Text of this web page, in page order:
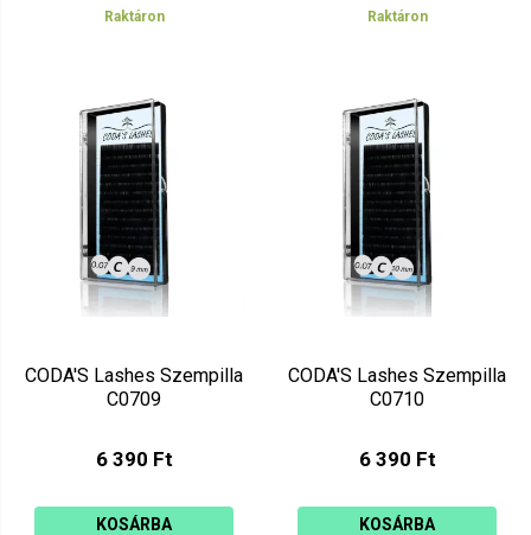
Raktáron Raktáron
CODA'S Lashes Szempilla
C0709
6 390 Ft
KOSÁRBA
CODA'S Lashes Szempilla
C0710
6 390 Ft
KOSÁRBA